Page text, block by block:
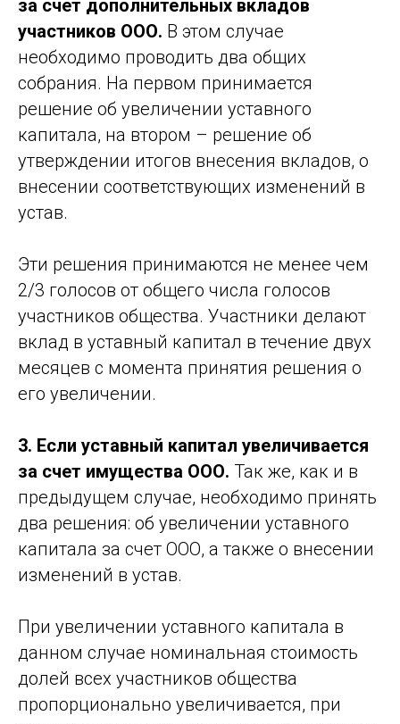
за счет дополнительных вкладов
участников ООО. В этом случае
необходимо проводить два общих
собрания. На первом принимается
решение об увеличении уставного
капитала, на втором – решение об
утверждении итогов внесения вкладов, о
внесении соответствующих изменений в
устав.
Эти решения принимаются не менее чем
2/3 голосов от общего числа голосов
участников общества. Участники делают
вклад в уставный капитал в течение двух
месяцев с момента принятия решения о
его увеличении.
3. Если уставный капитал увеличивается
за счет имущества ООО. Так же, как и в
предыдущем случае, необходимо принять
два решения: об увеличении уставного
капитала за счет ООО, а также о внесении
изменений в устав.
При увеличении уставного капитала в
данном случае номинальная стоимость
долей всех участников общества
пропорционально увеличивается, при